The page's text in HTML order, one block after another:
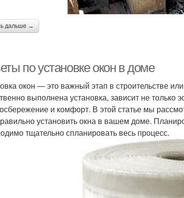
дальше →
по установке окон в доме
окон — это важный этап в строительстве
выполнена установка, зависит не только
и комфорт. В этой статье мы
установить окна в вашем доме.
тщательно спланировать весь процесс.